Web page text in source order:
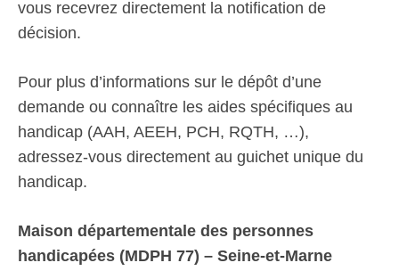
vous recevrez directement la notification de
décision.
Pour plus d’informations sur le dépôt d’une
demande ou connaître les aides spécifiques au
handicap (AAH, AEEH, PCH, RQTH, …),
adressez-vous directement au guichet unique du
handicap.
Maison départementale des personnes
handicapées (MDPH 77) – Seine-et-Marne